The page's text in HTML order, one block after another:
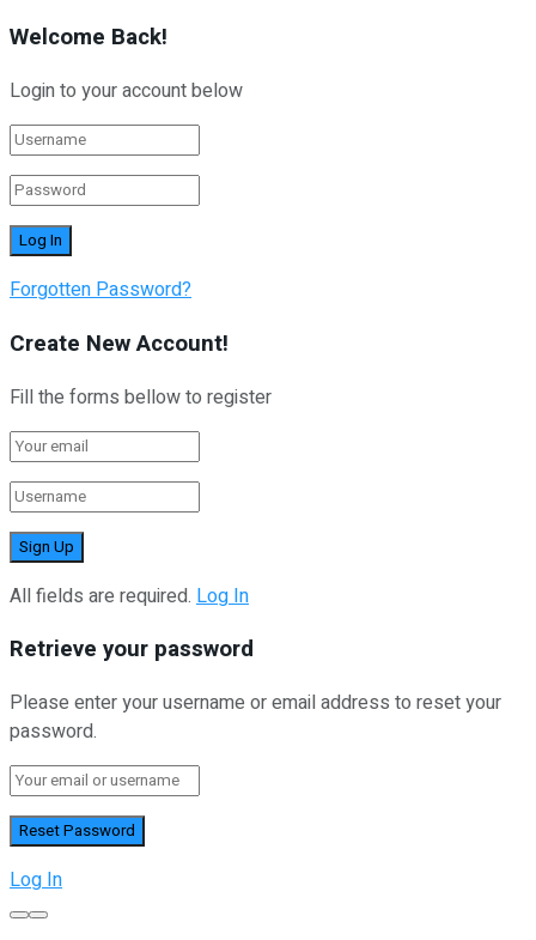
Welcome Back!
Login to your account below
Forgotten Password?
Create New Account!
Fill the forms bellow to register
All fields are required. Log In
Retrieve your password
Please enter your username or email address to reset your
password.
Log In